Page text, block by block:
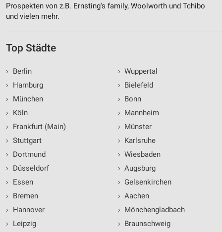
Prospekten von z.B. Ernsting's family, Woolworth und Tchibo
und vielen mehr.
Top Städte
›
Berlin
›
Hamburg
›
München
›
Köln
›
Frankfurt (Main)
› Stuttgart
›
Dortmund
›
Düsseldorf
›
Essen
›
Bremen
›
Hannover
›
Leipzig
› Wuppertal
› Bielefeld
› Bonn
› Mannheim
› Münster
› Karlsruhe
› Wiesbaden
› Augsburg
› Gelsenkirchen
› Aachen
› Mönchengladbach
› Braunschweig